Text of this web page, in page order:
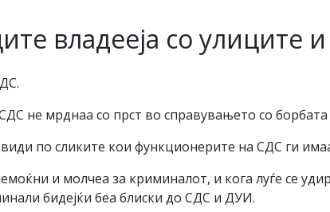
владееја со улиците
не мрднаа со прст во справувањето со
по сликите кои функционерите на СДС ги
и молчеа за криминалот, и кога луѓе се
бидејќи беа блиски до СДС и ДУИ.